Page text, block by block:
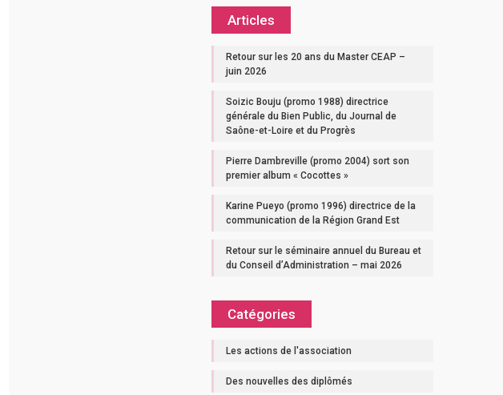
Articles
Retour sur les 20 ans du Master CEAP –
juin 2026
Soizic Bouju (promo 1988) directrice
générale du Bien Public, du Journal de
Saône-et-Loire et du Progrès
Pierre Dambreville (promo 2004) sort son
premier album « Cocottes »
Karine Pueyo (promo 1996) directrice de la
communication de la Région Grand Est
Retour sur le séminaire annuel du Bureau et
du Conseil d’Administration – mai 2026
Catégories
Les actions de l'association
Des nouvelles des diplômés